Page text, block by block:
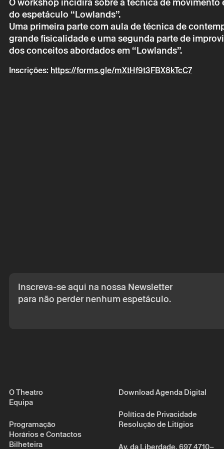
do espetáculo “Lowlands”.
Uma primeira parte com aula de técnica de
grande fisicalidade e uma segunda parte de
dos conceitos abordados em “Lowlands”.
Inscrições: https://forms.gle/mXtHf9t3FBX8kTcC7
Inscreva-se aqui na nossa Newsletter
para não perder nenhum espetáculo.
O Theatro
Equipa
Programação
Horários e Contactos
Bilheteira
Download Agenda Digital
Política de Privacidade
Resolução de Litígios
Av. da Liberdade, 697 4710–
Sábado 26